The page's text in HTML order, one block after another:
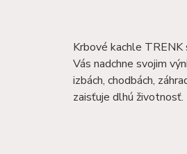
Krbové kachle
Vás nadchne svojim
izbách, chodbách,
zaisťuje dlhú životnosť.